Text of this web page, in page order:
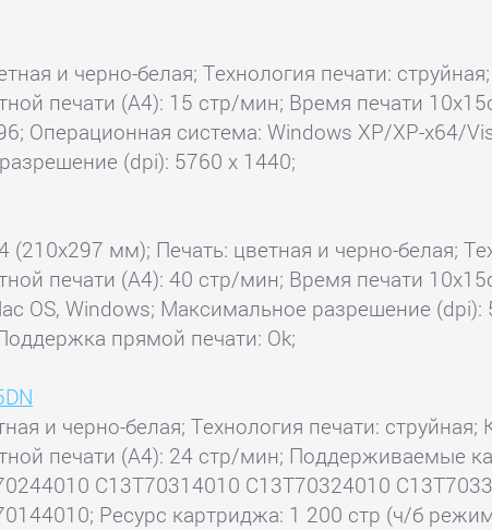
и черно-белая; Технология печати:
печати (А4): 15 стр/мин; Время печати
Операционная система: Windows XP/XP-x64/
(dpi): 5760 x 1440;
мм); Печать: цветная и черно-белая;
печати (А4): 40 стр/мин; Время печати
OS, Windows; Максимальное разрешение
прямой печати: Ok;
и черно-белая; Технология печати: струйная;
печати (А4): 24 стр/мин; Поддерживаемые
C13T70314010 C13T70324010
Ресурс картриджа: 1 200 стр (ч/б